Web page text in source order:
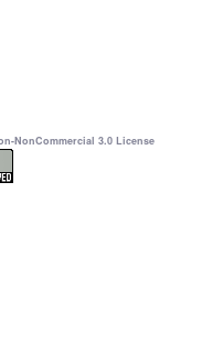
NonCommercial 3.0 License